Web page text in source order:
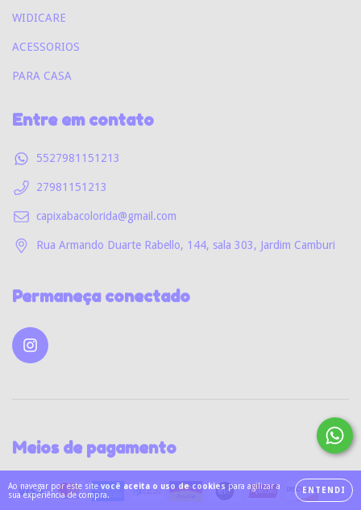
Ao navegar por este site você aceita o uso de cookies para agilizar a
sua experiência de compra.
ENTENDI
WIDICARE
ACESSORIOS
PARA CASA
Entre em contato
5527981151213
27981151213
capixabacolorida@gmail.com
Rua Armando Duarte Rabello, 144, sala 303, Jardim Camburi
Permaneça conectado
Meios de pagamento